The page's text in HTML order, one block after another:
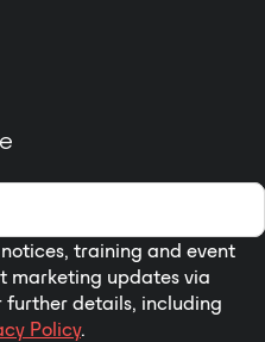
training and event
marketing updates via
further details, including
Policy.